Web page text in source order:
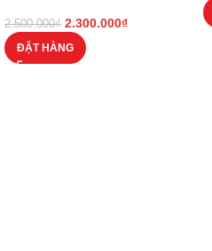
2.500.000₫ 2.300.000₫
ĐẶT HÀNG